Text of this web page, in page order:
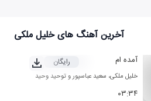
آخرین آهنگ های خلیل ملکی
آمده ام
خلیل ملکی، سعید عباسپوروتوحید وحید
۰۳:۳۴
رایگان